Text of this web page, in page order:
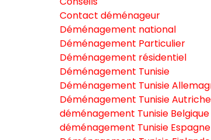
Contact déménageur
Déménagement national
Déménagement Particulier
Déménagement résidentiel
Déménagement Tunisie
Déménagement Tunisie
Déménagement Tunisie Autriche
déménagement Tunisie Belgique
déménagement Tunisie Espagne